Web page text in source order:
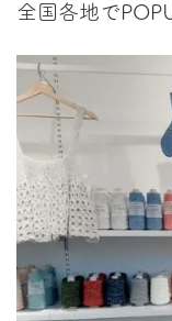
全国各地で